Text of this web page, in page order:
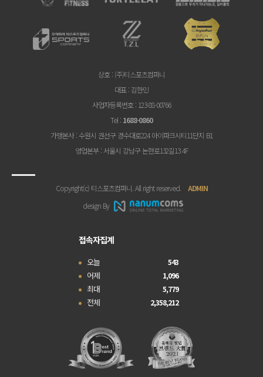
상호 : (주)티스포츠컴퍼니
대표 : 김한민
사업자등록번호 : 123-88-00766
Tel : 1688-0860
가맹본사: 수원시 권선구 경수대로224 아이파크시티11단지 B1
영업본부: 서울시 강남구 논현로132길13 4F
Copyright(c) 티스포츠컴퍼니. All right reserved. ADMIN
design By
접속자집계
오늘 543
어제 1,096
최대 5,779
전체 2,358,212